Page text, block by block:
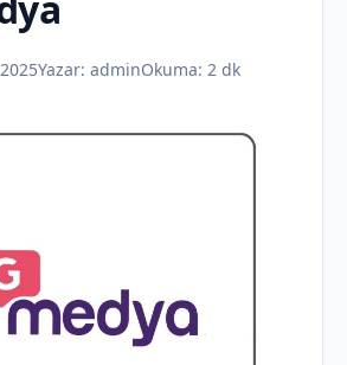
Yazar: adminOkuma: 2 dk